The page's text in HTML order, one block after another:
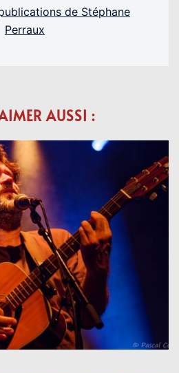
de Stéphane
Perraux
AUSSI :